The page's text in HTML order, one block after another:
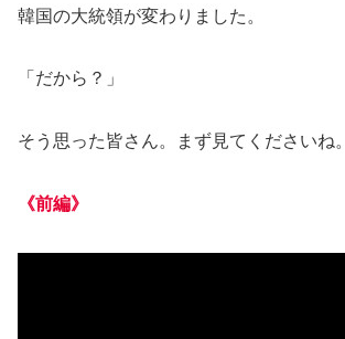
韓国の大統領が変わりました。
「だから？」
そう思った皆さん。まず見てくださいね。
《前編》